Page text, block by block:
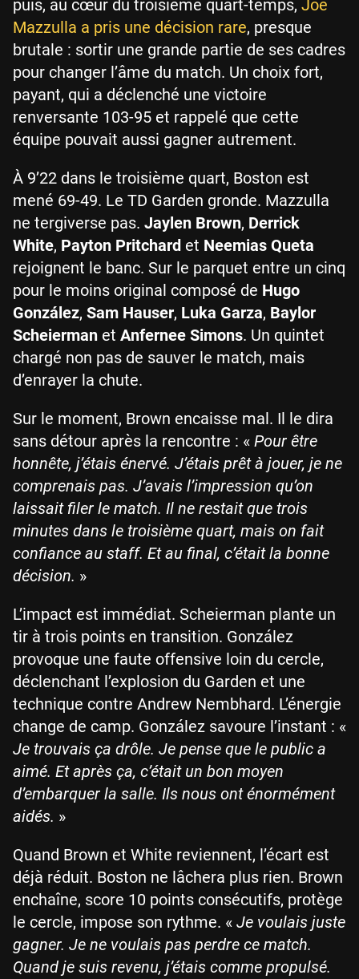
puis, au cœur du troisième quart-temps, Joe
Mazzulla a pris une décision rare, presque
brutale : sortir une grande partie de ses cadres
pour changer l’âme du match. Un choix fort,
payant, qui a déclenché une victoire
renversante 103-95 et rappelé que cette
équipe pouvait aussi gagner autrement.
À 9’22 dans le troisième quart, Boston est
mené 69-49. Le TD Garden gronde. Mazzulla
ne tergiverse pas. Jaylen Brown, Derrick
White, Payton Pritchard et Neemias Queta
rejoignent le banc. Sur le parquet entre un cinq
pour le moins original composé de Hugo
González, Sam Hauser, Luka Garza, Baylor
Scheierman et Anfernee Simons. Un quintet
chargé non pas de sauver le match, mais
d’enrayer la chute.
Sur le moment, Brown encaisse mal. Il le dira
sans détour après la rencontre : « Pour être
honnête, j’étais énervé. J’étais prêt à jouer, je ne
comprenais pas. J’avais l’impression qu’on
laissait filer le match. Il ne restait que trois
minutes dans le troisième quart, mais on fait
confiance au staff. Et au final, c’était la bonne
décision. »
L’impact est immédiat. Scheierman plante un
tir à trois points en transition. González
provoque une faute offensive loin du cercle,
déclenchant l’explosion du Garden et une
technique contre Andrew Nembhard. L’énergie
change de camp. González savoure l’instant : «
Je trouvais ça drôle. Je pense que le public a
aimé. Et après ça, c’était un bon moyen
d’embarquer la salle. Ils nous ont énormément
aidés. »
Quand Brown et White reviennent, l’écart est
déjà réduit. Boston ne lâchera plus rien. Brown
enchaîne, score 10 points consécutifs, protège
le cercle, impose son rythme. « Je voulais juste
gagner. Je ne voulais pas perdre ce match.
Quand je suis revenu, j’étais comme propulsé.